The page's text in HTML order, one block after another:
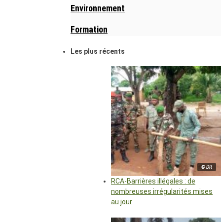
Environnement
Formation
Les plus récents
© DR
RCA-Barrières illégales : de
nombreuses irrégularités mises
au jour